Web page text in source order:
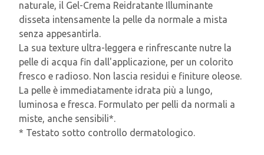
naturale, il Gel-Crema Reidratante Illuminante
disseta intensamente la pelle da normale a mista
senza appesantirla.
La sua texture ultra-leggera e rinfrescante nutre la
pelle di acqua fin dall'applicazione, per un colorito
fresco e radioso. Non lascia residui e finiture oleose.
La pelle è immediatamente idrata più a lungo,
luminosa e fresca. Formulato per pelli da normali a
miste, anche sensibili*.
* Testato sotto controllo dermatologico.